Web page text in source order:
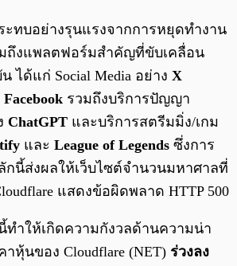
ะทบอย่างรุนแรงจากการหยุดทำงาน
มถึงแพลตฟอร์มสำคัญที่ขับเคลื่อน
ได้แก่ Social Media อย่าง X
Facebook รวมถึงบริการปัญญา
ChatGPT และบริการสตรีมมิ่ง/เกม
และ League of Legends ซึ่งการ
กนี้ส่งผลให้เว็บไซต์จำนวนมหาศาลที่
แสดงข้อผิดพลาด HTTP 500
ทำให้เกิดความกังวลด้านความน่า
หุ้นของ Cloudflare (NET) ร่วงลง